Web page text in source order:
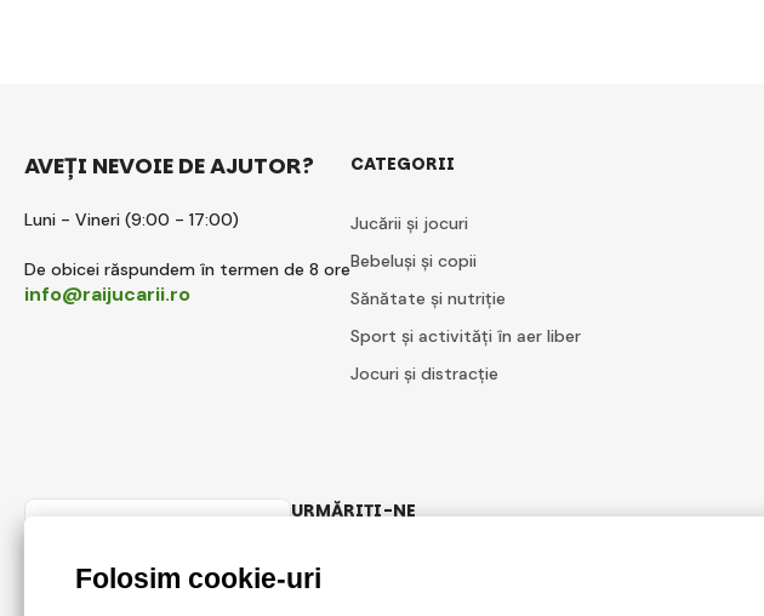
AVEȚI NEVOIE DE AJUTOR?
Luni - Vineri (9:00 - 17:00)
De obicei răspundem în termen de 8 ore
info@raijucarii.ro
CATEGORII
Jucării și jocuri
Bebeluși și copii
Sănătate și nutriție
Sport și activități în aer liber
Jocuri și distracție
URMĂRIȚI-NE